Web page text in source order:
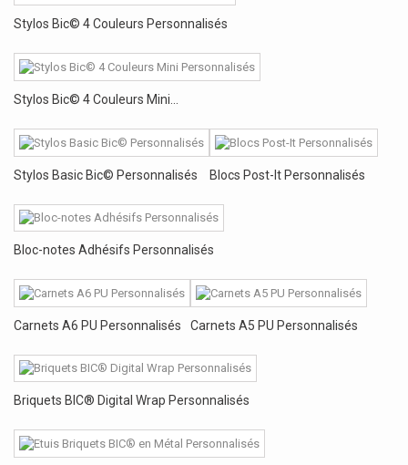
Stylos Bic© 4 Couleurs Personnalisés
Stylos Bic© 4 Couleurs Mini...
Stylos Basic Bic© Personnalisés Blocs Post-It Personnalisés
Bloc-notes Adhésifs Personnalisés
Carnets A6 PU Personnalisés Carnets A5 PU Personnalisés
Briquets BIC® Digital Wrap Personnalisés